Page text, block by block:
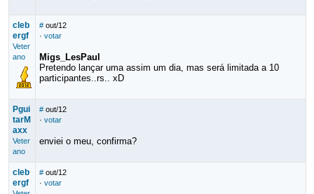
cleb
ergf
Veter
ano
# out/12
· votar
Migs_LesPaul
Pretendo lançar uma assim um dia, mas será limitada a 10
participantes..rs.. xD
Pgui
tarM
axx
Veter
ano
# out/12
· votar
enviei o meu, confirma?
cleb
ergf
# out/12
· votar